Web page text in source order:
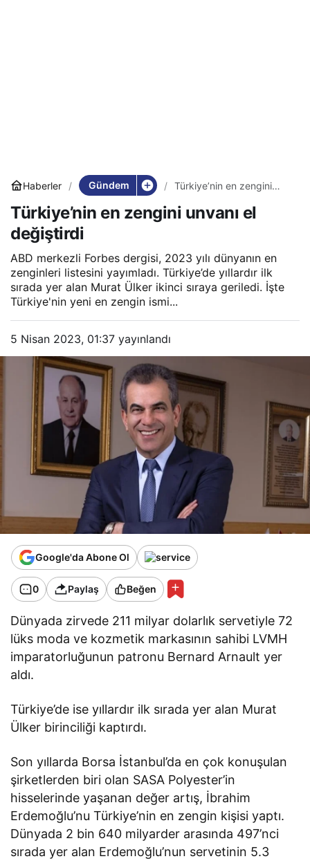
Haberler Gündem
Türkiye’nin en zengini
Türkiye’nin en zengini unvanı el
değiştirdi
ABD merkezli Forbes dergisi, 2023 yılı dünyanın en
zenginleri listesini yayımladı. Türkiye’de yıllardır ilk
sırada yer alan Murat Ülker ikinci sıraya geriledi. İşte
Türkiye'nin yeni en zengin ismi...
5 Nisan 2023, 01:37 yayınlandı
Google'da Abone Ol
0 Paylaş Beğen
Dünyada zirvede 211 milyar dolarlık servetiyle 72
lüks moda ve kozmetik markasının sahibi LVMH
imparatorluğunun patronu Bernard Arnault yer
aldı.
Türkiye’de ise yıllardır ilk sırada yer alan Murat
Ülker birinciliği kaptırdı.
Son yıllarda Borsa İstanbul’da en çok konuşulan
şirketlerden biri olan SASA Polyester’in
hisselerinde yaşanan değer artış, İbrahim
Erdemoğlu’nu Türkiye’nin en zengin kişisi yaptı.
Dünyada 2 bin 640 milyarder arasında 497’nci
sırada yer alan Erdemoğlu’nun servetinin 5.3